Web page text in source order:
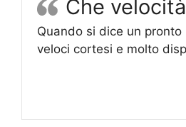
Che
Quando si dice un
veloci cortesi e molto